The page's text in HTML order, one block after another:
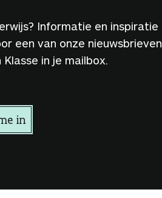
Informatie en inspiratie
een van onze nieuwsbrieven
in je mailbox.
in